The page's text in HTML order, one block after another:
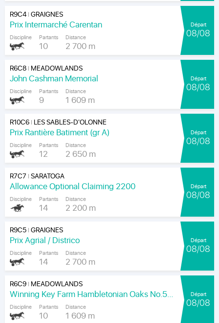
R9C4|GRAIGNES
Prix Intermarché Carentan
Discipline Partants
10
Distance
2 700 m
Départ
08/08
R6C8| MEADOWLANDS
John Cashman Memorial
Discipline Partants
9
Distance
1 609 m
Départ
08/08
R10C6| LES SABLES-D'OLONNE
Prix Rantière Batiment (gr A)
Discipline Partants
12
Distance
2 650 m
Départ
08/08
R7C7 |SARATOGA
Allowance Optional Claiming 2200
Discipline Partants
14
Distance
2 200 m
Départ
08/08
R9C5|GRAIGNES
Prix Agrial / Districo
Discipline Partants
14
Distance
2 700 m
Départ
08/08
R6C9| MEADOWLANDS
Winning Key Farm Hambletonian Oaks No.56 - Final
Discipline Partants
10
Distance
1 609 m
Départ
08/08